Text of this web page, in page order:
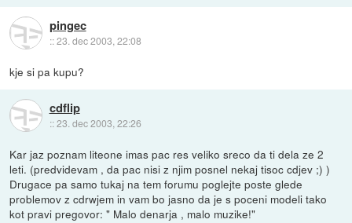
pingec
::23. dec 2003, 22:08
kje si pa kupu?
cdflip
::23. dec 2003, 22:26
Kar jaz poznam liteone imas pac res veliko sreco da ti dela ze 2
leti. (predvidevam , da pac nisi z njim posnel nekaj tisoc cdjev ;) )
Drugace pa samo tukaj na tem forumu poglejte poste glede
problemov z cdrwjem in vam bo jasno da je s poceni modeli tako
kot pravi pregovor: " Malo denarja , malo muzike!"